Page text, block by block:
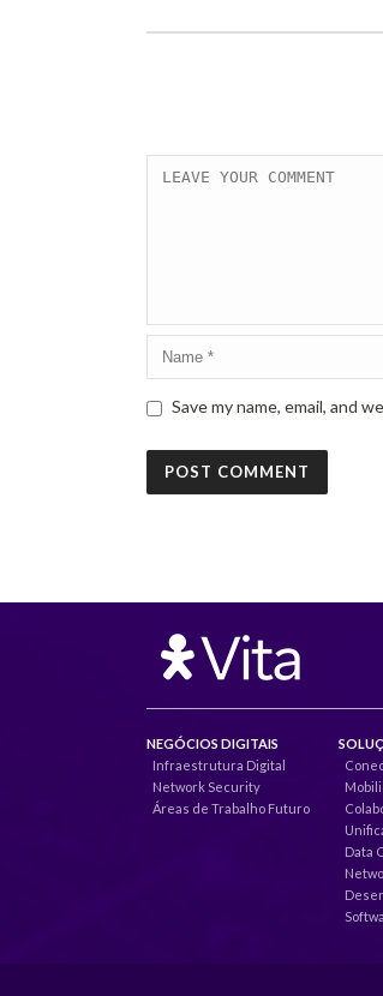
Save my name, email, and
NEGÓCIOS DIGITAIS
Infraestrutura Digital
Network Security
Áreas de Trabalho Futuro
Data